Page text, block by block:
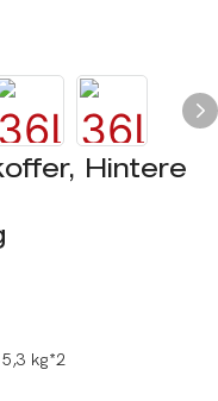
Hintere
kg*2